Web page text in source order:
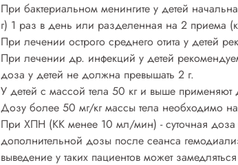
При бактериальном менингите у детей
г) 1 раз в день или разделенная на 2 приема
При лечении острого среднего отита у детей
При лечении др. инфекций у детей
доза у детей не должна превышать 2 г.
У детей с массой тела 50 кг и выше
Дозу более 50 мг/кг массы тела необходимо
При ХПН (КК менее 10 мл/мин) - суточная доза
дополнительной дозы после сеанса
выведение у таких пациентов может